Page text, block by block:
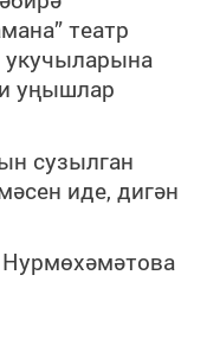
театр
укучыларына
уңышлар
сузылган
иде, дигән